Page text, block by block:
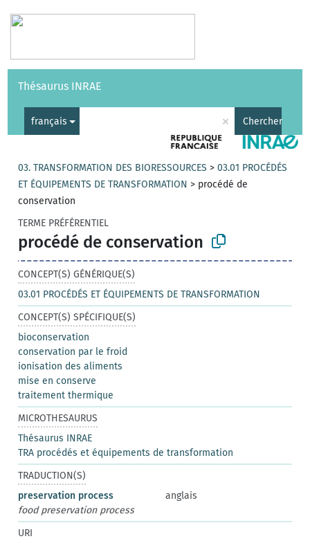
Vocabulaires API
Thésaurus INRAE
français × Chercher
03. TRANSFORMATION DES BIORESSOURCES >03.01 PROCÉDÉS
ET ÉQUIPEMENTS DE TRANSFORMATION > procédé de
conservation
TERME PRÉFÉRENTIEL
procédé de conservation
CONCEPT(S) GÉNÉRIQUE(S)
03.01 PROCÉDÉS ET ÉQUIPEMENTS DE TRANSFORMATION
CONCEPT(S) SPÉCIFIQUE(S)
bioconservation
conservation par le froid
ionisation des aliments
mise en conserve
traitement thermique
MICROTHESAURUS
Thésaurus INRAE
TRA procédés et équipements de transformation
TRADUCTION(S)
preservation process
anglais
food preservation process
URI